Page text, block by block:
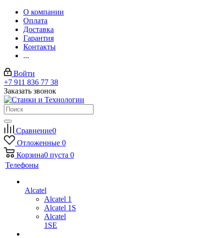
О компании
Оплата
Доставка
Гарантия
Контакты
...
Войти
+7 911 836 77 38
Заказать звонок
Сравнение0
Отложенные 0
Корзина0 пуста 0
Телефоны
Alcatel
Alcatel 1
Alcatel 1S
Alcatel
1SE